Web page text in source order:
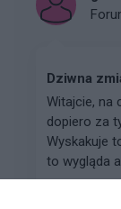
Dziwna
Witajcie, na
dopiero za
Wyskakuje
to wygląda